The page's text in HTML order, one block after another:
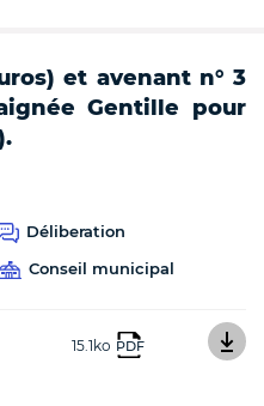
et avenant n° 3
Gentille pour
Déliberation
Conseil municipal
15.1ko PDF